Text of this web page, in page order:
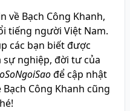
về Bạch Công Khanh,
tiếng người Việt Nam.
các bạn biết được
sự nghiệp, đời tư của
để cập nhật
Công Khanh cũng